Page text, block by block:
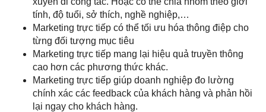
tính, độ tuổi, sở thích, nghề nghiệp,…
Marketing trực tiếp có thể tối ưu hóa thông điệp cho
từng đối tượng mục tiêu
Marketing trực tiếp mang lại hiệu quả truyền thông
cao hơn các phương thức khác.
Marketing trực tiếp giúp doanh nghiệp đo lường
chính xác các feedback của khách hàng và phản hồi
lại ngay cho khách hàng.